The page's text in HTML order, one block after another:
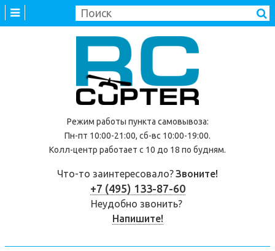
Режим работы пункта самовывоза:
Пн-пт 10:00-21:00, сб-вс 10:00-19:00.
Колл-центр работает с 10 до 18 по будням.
Что-то заинтересовало?Звоните!
+7 (495) 133-87-60
Неудобно звонить?
Напишите!